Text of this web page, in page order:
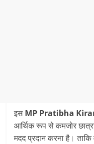
इस MP Pratibha
आर्थिक रूप से कमजोर
मदद प्रदान करना है।